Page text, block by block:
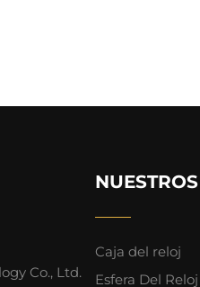
Co., Ltd.
Caja del reloj
Esfera Del Reloj